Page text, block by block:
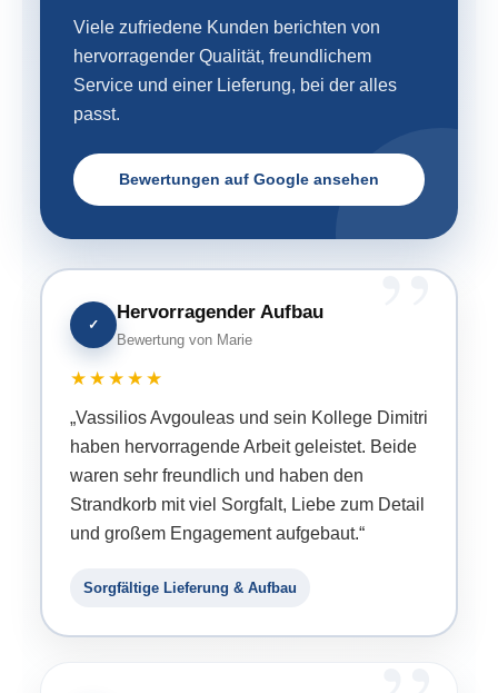
Viele zufriedene Kunden berichten von
hervorragender Qualität, freundlichem
Service und einer Lieferung, bei der alles
passt.
Bewertungen auf Google ansehen
✓
Hervorragender Aufbau
Bewertung von Marie
★★★★★
„Vassilios Avgouleas und sein Kollege Dimitri
haben hervorragende Arbeit geleistet. Beide
waren sehr freundlich und haben den
Strandkorb mit viel Sorgfalt, Liebe zum Detail
und großem Engagement aufgebaut.“
Sorgfältige Lieferung & Aufbau